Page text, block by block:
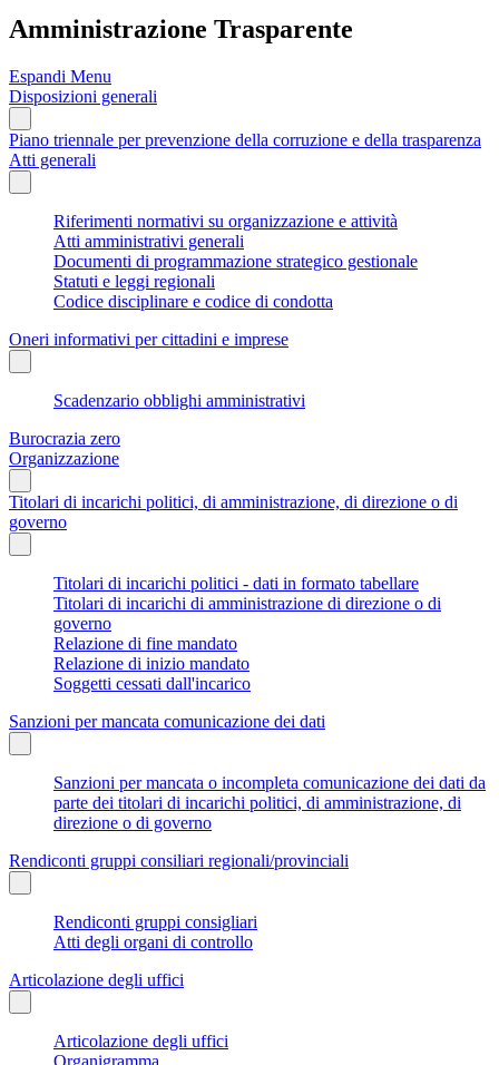
Amministrazione Trasparente
Espandi Menu
Disposizioni generali
Piano triennale per prevenzione della corruzione e della trasparenza
Atti generali
Riferimenti normativi su organizzazione e attività
Atti amministrativi generali
Documenti di programmazione strategico gestionale
Statuti e leggi regionali
Codice disciplinare e codice di condotta
Oneri informativi per cittadini e imprese
Scadenzario obblighi amministrativi
Burocrazia zero
Organizzazione
Titolari di incarichi politici, di amministrazione, di direzione o di
governo
Titolari di incarichi politici - dati in formato tabellare
Titolari di incarichi di amministrazione di direzione o di
governo
Relazione di fine mandato
Relazione di inizio mandato
Soggetti cessati dall'incarico
Sanzioni per mancata comunicazione dei dati
Sanzioni per mancata o incompleta comunicazione dei dati da
parte dei titolari di incarichi politici, di amministrazione, di
direzione o di governo
Rendiconti gruppi consiliari regionali/provinciali
Rendiconti gruppi consigliari
Atti degli organi di controllo
Articolazione degli uffici
Articolazione degli uffici
Organigramma